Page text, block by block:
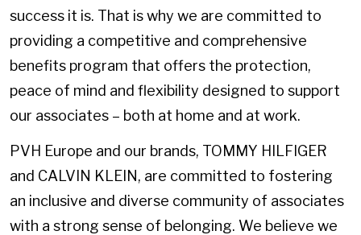
success it is. That is why we are committed to
providing a competitive and comprehensive
benefits program that offers the protection,
peace of mind and flexibility designed to support
our associates – both at home and at work.
PVH Europe and our brands, TOMMY HILFIGER
and CALVIN KLEIN, are committed to fostering
an inclusive and diverse community of associates
with a strong sense of belonging. We believe we